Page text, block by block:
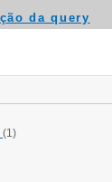
da query
(1)